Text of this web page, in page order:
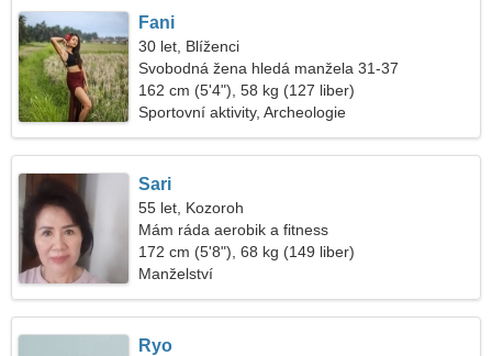
Fani
30 let, Blíženci
Svobodná žena hledá manžela 31-37
162 cm (5'4"), 58 kg (127 liber)
Sportovní aktivity, Archeologie
Sari
55 let, Kozoroh
Mám ráda aerobik a fitness
172 cm (5'8"), 68 kg (149 liber)
Manželství
Ryo